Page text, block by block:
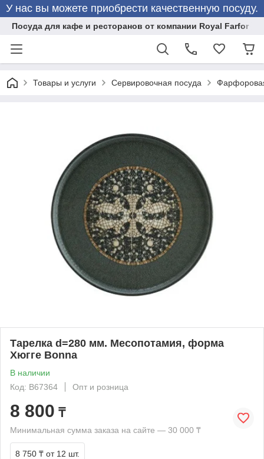
У нас вы можете приобрести качественную посуду.
Посуда для кафе и ресторанов от компании Royal Farfor
Товары и услуги Сервировочная посуда
Тарелка d=280 мм. Месопотамия, форма
Хюгге Bonna
В наличии
Код: B67364
Опт и розница
8 800 ₸
Минимальная сумма заказа на сайте — 30 000 ₸
8 750 ₸ от 12 шт.